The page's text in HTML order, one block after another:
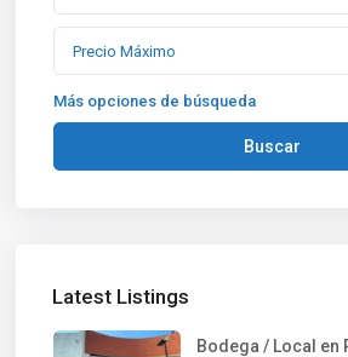
Más opciones de búsqueda
Buscar
Latest Listings
Bodega / Local en